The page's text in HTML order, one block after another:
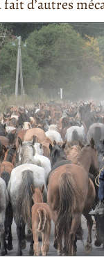
fait d’autres